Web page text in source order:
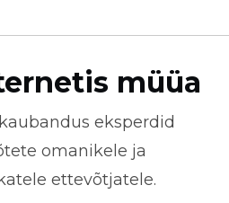
müüa
eksperdid
omanikele ja
ettevõtjatele.